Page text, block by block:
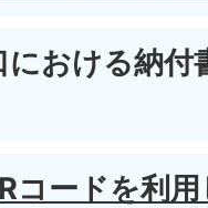
における納
コードを利